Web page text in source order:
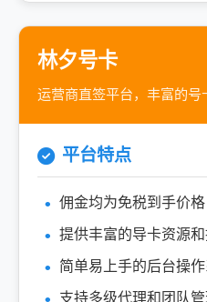
林夕号卡
运营商直签平台，丰富的号
平台特点
佣金均为免税到手价格
提供丰富的导卡资源
简单易上手的后台操
支持多级代理和团队管